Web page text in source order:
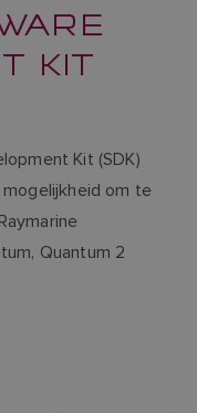
KIT
Kit (SDK)
om te
Quantum 2